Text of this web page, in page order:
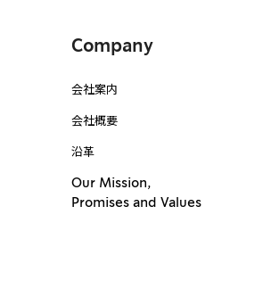
Company
会社案内
会社概要
沿革
Our Mission,
Promises and Values